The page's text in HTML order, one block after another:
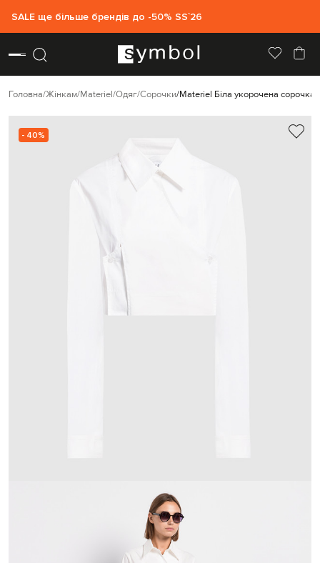
SALE ще більше брендів до -50% SS`26
Головна Жінкам Materiel Одяг Сорочки Materiel Біла укорочена сорочка
- 40%